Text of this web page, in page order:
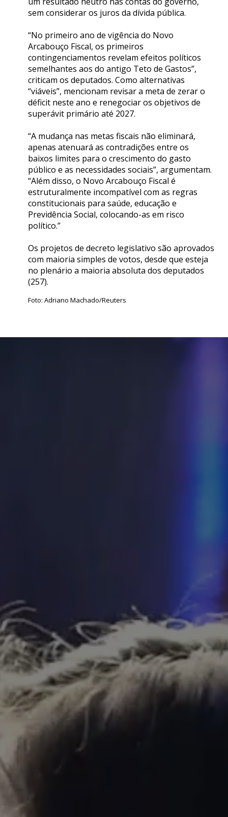
sem considerar os juros da dívida pública.
“No primeiro ano de vigência do Novo
Arcabouço Fiscal, os primeiros
contingenciamentos revelam efeitos políticos
semelhantes aos do antigo Teto de Gastos”,
criticam os deputados. Como alternativas
“viáveis”, mencionam revisar a meta de zerar o
déficit neste ano e renegociar os objetivos de
superávit primário até 2027.
“A mudança nas metas fiscais não eliminará,
apenas atenuará as contradições entre os
baixos limites para o crescimento do gasto
público e as necessidades sociais”, argumentam.
“Além disso, o Novo Arcabouço Fiscal é
estruturalmente incompatível com as regras
constitucionais para saúde, educação e
Previdência Social, colocando-as em risco
político.”
Os projetos de decreto legislativo são aprovados
com maioria simples de votos, desde que esteja
no plenário a maioria absoluta dos deputados
(257).
Foto: Adriano Machado/Reuters